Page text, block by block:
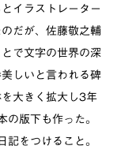
イラストレーター
だが、佐藤敬之輔
で文字の世界の深
しいと言われる碑
大きく拡大し3年
の版下も作った。
記をつけること。